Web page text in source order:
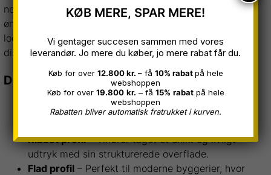
netop den profil, der passer bedst til husets stil og det
ønskede visuelle udtryk. Nogle profiler har et klassisk
look med markante linjer, mens andre giver et mere
diskret og minimalistisk udtryk.
De forskellige kliktag profiler
Panelprofil– En klassisk løsning med skarpe linjer,
Ribbet profil– Tilfører taget et unikt og livligt
udtryk med sin strukturerede overflade.
Flad profil – Perfekt til moderne byggerier, hvor
KØB MERE, SPAR MERE!
Vi gentager succesen sammen med vores
leverandør. Jo mere du køber, jo mere rabat får du.
Køb for over 12.800 kr. –få 10% rabatpå hele
webshoppen
Køb for over 19.800 kr. – få 15% rabatpå hele
webshoppen
Rabatten bliver automatisk fratrukket i kurven.